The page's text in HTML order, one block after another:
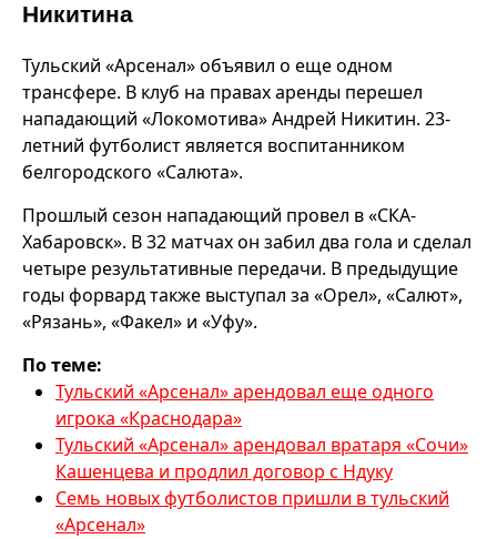
Никитина
Тульский «Арсенал» объявил о еще одном
трансфере. В клуб на правах аренды перешел
нападающий «Локомотива» Андрей Никитин. 23-
летний футболист является воспитанником
белгородского «Салюта».
Прошлый сезон нападающий провел в «СКА-
Хабаровск». В 32 матчах он забил два гола и сделал
четыре результативные передачи. В предыдущие
годы форвард также выступал за «Орел», «Салют»,
«Рязань», «Факел» и «Уфу».
По теме:
Тульский «Арсенал» арендовал еще одного
игрока «Краснодара»
Тульский «Арсенал» арендовал вратаря «Сочи»
Кашенцева и продлил договор с Ндуку
Семь новых футболистов пришли в тульский
«Арсенал»